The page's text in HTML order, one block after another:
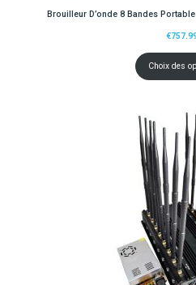
Brouilleur D’onde 8 Bandes Portable
€
Choix des